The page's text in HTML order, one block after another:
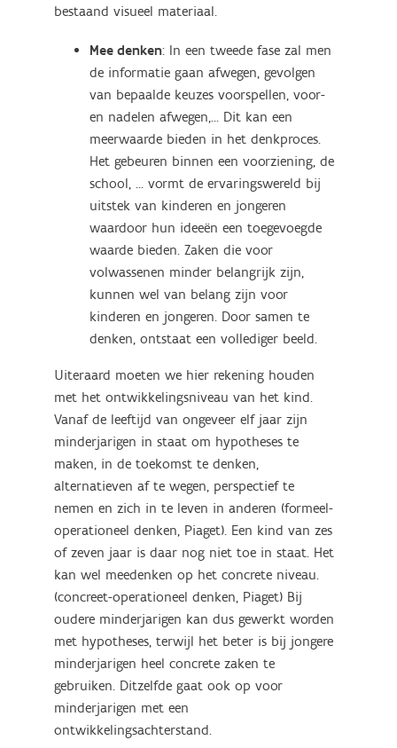
bestaand visueel materiaal.
Mee denken: In een tweede fase zal men
de informatie gaan afwegen, gevolgen
van bepaalde keuzes voorspellen, voor-
en nadelen afwegen,... Dit kan een
meerwaarde bieden in het denkproces.
Het gebeuren binnen een voorziening, de
school, ... vormt de ervaringswereld bij
uitstek van kinderen en jongeren
waardoor hun ideeën een toegevoegde
waarde bieden. Zaken die voor
volwassenen minder belangrijk zijn,
kunnen wel van belang zijn voor
kinderen en jongeren. Door samen te
denken, ontstaat een vollediger beeld.
Uiteraard moeten we hier rekening houden
met het ontwikkelingsniveau van het kind.
Vanaf de leeftijd van ongeveer elf jaar zijn
minderjarigen in staat om hypotheses te
maken, in de toekomst te denken,
alternatieven af te wegen, perspectief te
nemen en zich in te leven in anderen (formeel-
operationeel denken, Piaget). Een kind van zes
of zeven jaar is daar nog niet toe in staat. Het
kan wel meedenken op het concrete niveau.
(concreet-operationeel denken, Piaget) Bij
oudere minderjarigen kan dus gewerkt worden
met hypotheses, terwijl het beter is bij jongere
minderjarigen heel concrete zaken te
gebruiken. Ditzelfde gaat ook op voor
minderjarigen met een
ontwikkelingsachterstand.